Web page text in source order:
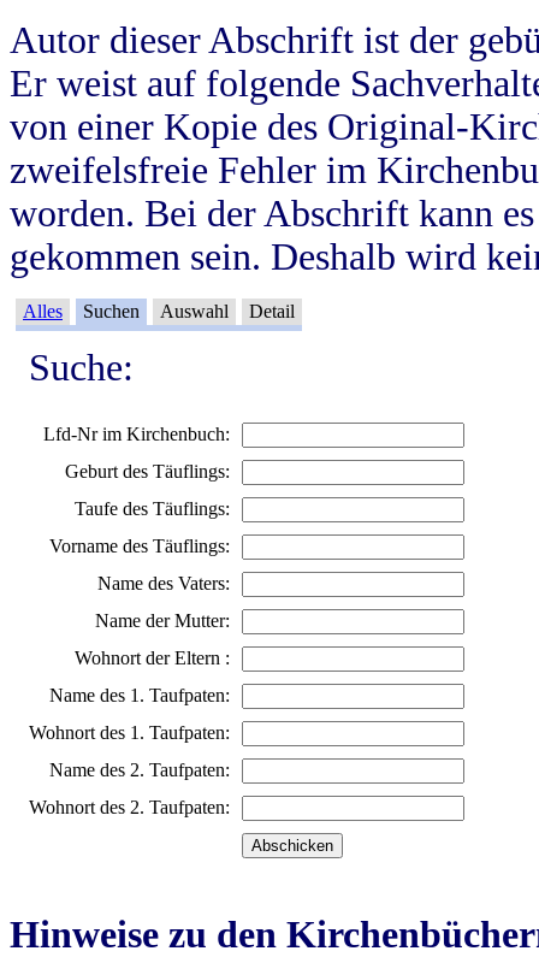
Autor dieser Abschrift ist der
Er weist auf folgende
von einer Kopie des Original-
zweifelsfreie Fehler im
worden. Bei der Abschrift kann
gekommen sein. Deshalb wird
Alles Suchen Auswahl Detail
Suche:
Lfd-Nr im Kirchenbuch:
Geburt des Täuflings:
Taufe des Täuflings:
Vorname des Täuflings:
Name des Vaters:
Name der Mutter:
Wohnort der Eltern :
Name des 1. Taufpaten:
Wohnort des 1. Taufpaten:
Name des 2. Taufpaten:
Wohnort des 2. Taufpaten:
Hinweise zu den